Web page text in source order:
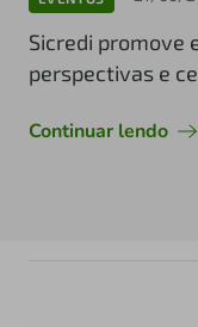
Sicredi promove
perspectivas e
Continuar lendo